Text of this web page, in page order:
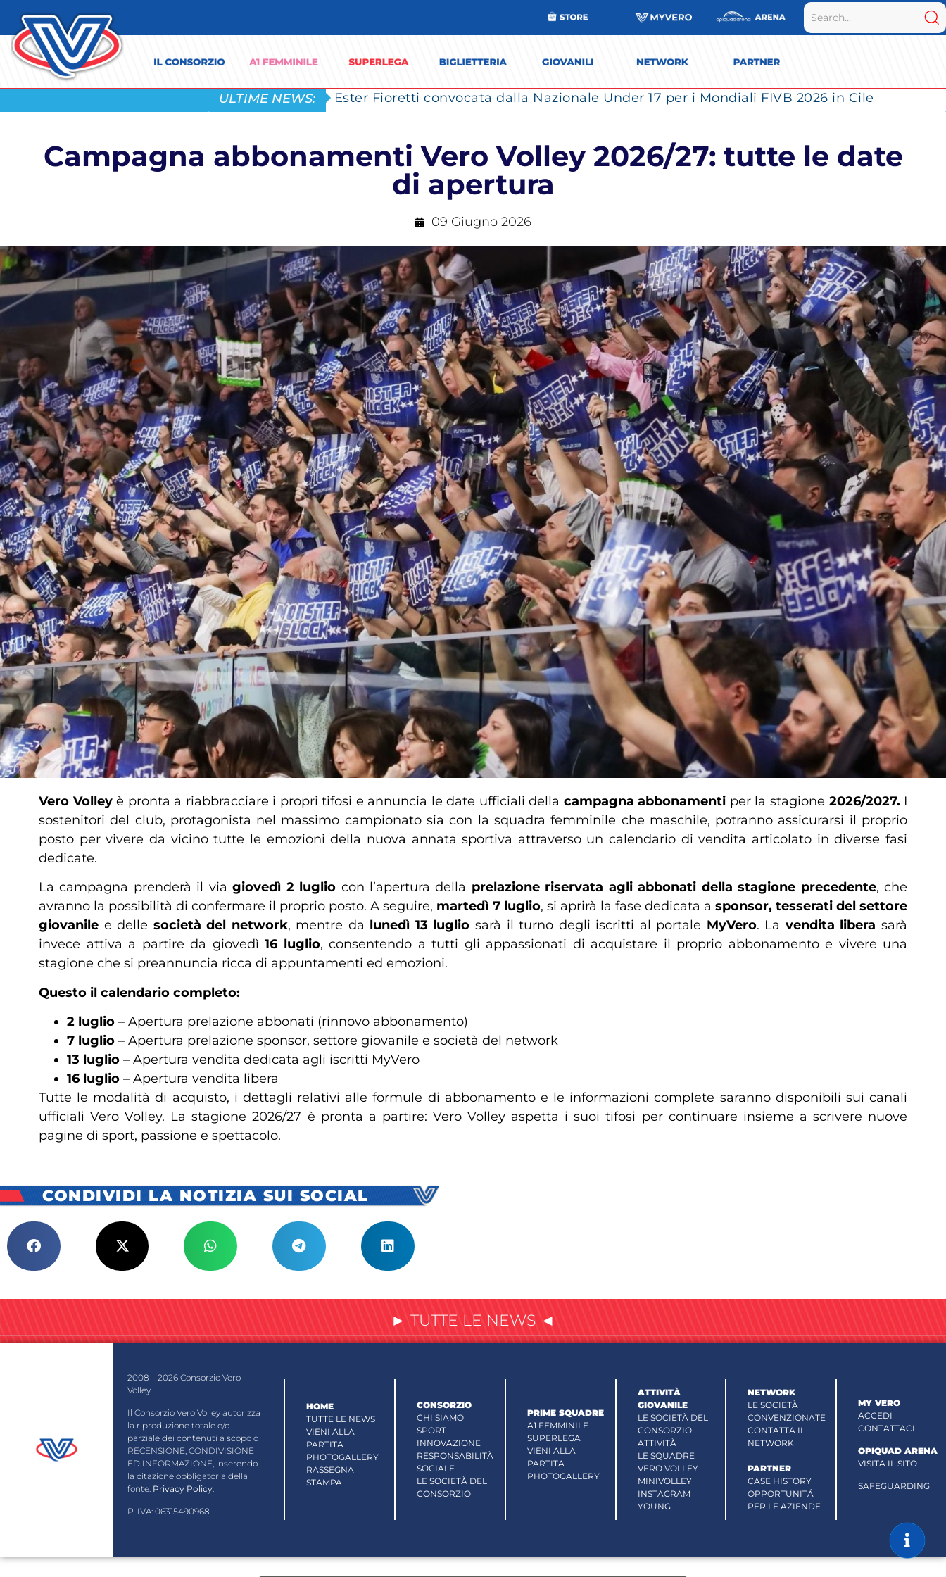
ULTIME NEWS: Ester Fioretti convocata dalla Nazionale Under 17 per i Mondiali FIVB 2026 in Cile
Campagna abbonamenti Vero Volley 2026/27: tutte le date
di apertura
09 Giugno 2026
Vero Volleyè pronta a riabbracciare i propri tifosi e annuncia le date ufficiali della campagna abbonamenti per la stagione 2026/2027. I
sostenitori del club, protagonista nel massimo campionato sia con la squadra femminile che maschile, potranno assicurarsi il proprio
posto per vivere da vicino tutte le emozioni della nuova annata sportiva attraverso un calendario di vendita articolato in diverse fasi
dedicate.
La campagna prenderà il viagiovedì 2 luglio con l’apertura della prelazione riservata agli abbonati della stagione precedente, che
avranno la possibilità di confermare il proprio posto. A seguire, martedì 7 luglio, si aprirà la fase dedicata a sponsor, tesserati del settore
giovanile e delle società del network, mentre da lunedì 13 luglio sarà il turno degli iscritti al portale MyVero. La vendita libera sarà
invece attiva a partire da giovedì 16 luglio, consentendo a tutti gli appassionati di acquistare il proprio abbonamento e vivere una
stagione che si preannuncia ricca di appuntamenti ed emozioni.
Questo il calendario completo:
2 luglio – Apertura prelazione abbonati (rinnovo abbonamento)
7 luglio – Apertura prelazione sponsor, settore giovanile e società del network
13 luglio – Apertura vendita dedicata agli iscritti MyVero
16 luglio – Apertura vendita libera
Tutte le modalità di acquisto, i dettagli relativi alle formule di abbonamento e le informazioni complete saranno disponibili sui canali
ufficiali Vero Volley. La stagione 2026/27 è pronta a partire: Vero Volley aspetta i suoi tifosi per continuare insieme a scrivere nuove
pagine di sport, passione e spettacolo.
CONDIVIDI LA NOTIZIA SUI SOCIAL
► TUTTE LE NEWS ◄
2008 – 2026 Consorzio Vero
Volley
Il Consorzio Vero Volley autorizza
la riproduzione totale e/o
parziale dei contenuti a scopo di
RECENSIONE, CONDIVISIONE
ED INFORMAZIONE, inserendo
la citazione obbligatoria della
fonte. Privacy Policy
P. IVA: 06315490968
HOME
TUTTE LE NEWS
VIENI ALLA
PARTITA
PHOTOGALLERY
RASSEGNA
STAMPA
CONSORZIO
CHI SIAMO
SPORT
INNOVAZIONE
RESPONSABILITÀ
SOCIALE
LE SOCIETÀ DEL
CONSORZIO
PRIME SQUADRE
A1 FEMMINILE
SUPERLEGA
VIENI ALLA
PARTITA
PHOTOGALLERY
ATTIVITÀ
GIOVANILE
LE SOCIETÀ DEL
CONSORZIO
ATTIVITÀ
LE SQUADRE
VERO VOLLEY
MINIVOLLEY
INSTAGRAM
YOUNG
NETWORK
LE SOCIETÀ
CONVENZIONATE
CONTATTA IL
NETWORK
PARTNER
CASE HISTORY
OPPORTUNITÁ
PER LE AZIENDE
MY VERO
ACCEDI
CONTATTACI
OPIQUAD ARENA
VISITA IL SITO
SAFEGUARDING